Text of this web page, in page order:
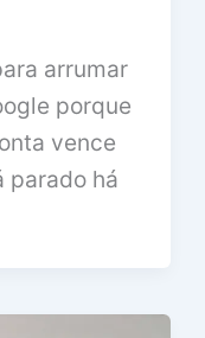
arrumar
porque
vence
parado há